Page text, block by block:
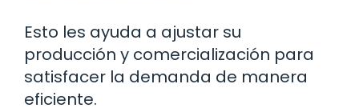
Esto les ayuda a ajustar su
producción y comercialización para
satisfacer la demanda de manera
eficiente.